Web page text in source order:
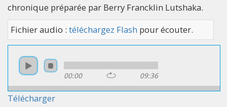
chronique préparée par Berry Francklin Lutshaka.
Fichier audio : téléchargez Flash pour écouter.
00:00 09:36
Télécharger